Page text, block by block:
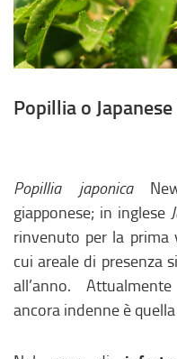
Popillia o
Popillia japonica
giapponese; in inglese
rinvenuto per la
cui areale di presenza
all’anno.
ancora indenne è